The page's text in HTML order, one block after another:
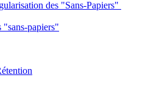
des "Sans‑Papiers"